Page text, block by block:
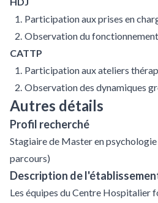
Participation aux prises en
Observation du
CATTP
Participation aux ateliers
Observation des dynamiques
Autres détails
Profil recherché
Stagiaire de Master en
parcours)
Description de
Les équipes du Centre Hospitalier